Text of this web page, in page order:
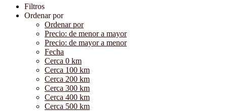
Filtros
Ordenar por
Ordenar por
Precio: de menor a mayor
Precio: de mayor a menor
Fecha
Cerca 0 km
Cerca 100 km
Cerca 200 km
Cerca 300 km
Cerca 400 km
Cerca 500 km